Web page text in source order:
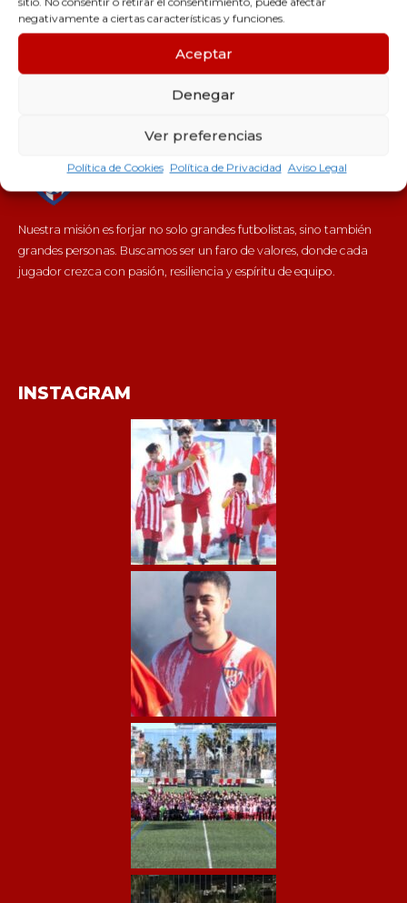
negativamente a ciertas características y funciones.
Aceptar
Denegar
Ver preferencias
Política de Cookies Política de Privacidad Aviso Legal
C.F. BARCELONETA
Nuestra misión es forjar no solo grandes futbolistas, sino también
grandes personas. Buscamos ser un faro de valores, donde cada
jugador crezca con pasión, resiliencia y espíritu de equipo.
INSTAGRAM